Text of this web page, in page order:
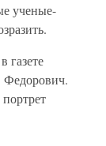
ученые-
газете
Федорович.